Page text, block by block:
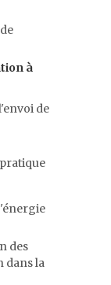
à
de
des
dans la